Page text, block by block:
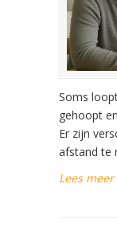
Soms
gehoopt
Er zijn
afstand te
Lees meer